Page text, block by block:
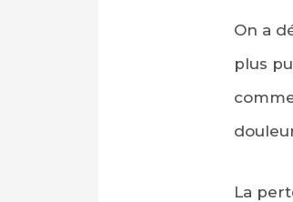
On a
plus
La